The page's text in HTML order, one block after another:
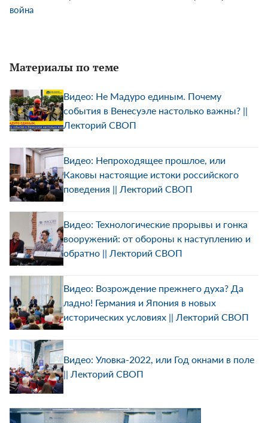
война
Материалы по теме
Видео: Не Мадуро единым. Почему
события в Венесуэле настолько важны? ||
Лекторий СВОП
Видео: Непроходящее прошлое, или
Каковы настоящие истоки российского
поведения || Лекторий СВОП
Видео: Технологические прорывы и гонка
вооружений: от обороны к наступлению и
обратно || Лекторий СВОП
Видео: Возрождение прежнего духа? Да
ладно! Германия и Япония в новых
исторических условиях || Лекторий СВОП
Видео: Уловка-2022, или Год окнами в поле
|| Лекторий СВОП